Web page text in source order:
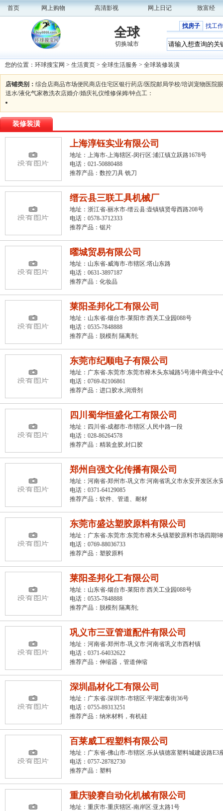
首页 网上购物 高清影视 网上日记 致富经
全球
切换城市
找房子 找工作
您的位置： 环球搜宝网 > 生活黄页 > 全球生活服务 > 全球装修装潢
店铺类别： 综合店商品市场便民商店住宅区银行药店/医院邮局学校/培训 宠物医院
送水/液化气家教洗衣店婚介/婚庆礼仪维修保姆/钟点工 ：
装修装潢
上海淳钰实业有限公司
地址：上海市-上海辖区-闵行区:浦江镇立跃路1678号
电话：021-50880488
推荐产品： 数控刀具 铣刀
缙云县三联工具机械厂
地址：浙江省-丽水市-缙云县:壶镇镇贤母西路208号
电话：0578-3712333
推荐产品： 锯片
曜城贸易有限公司
地址：山东省-威海市-市辖区:塔山东路
电话：0631-3897187
推荐产品： 化妆品
莱阳圣邦化工有限公司
地址：山东省-烟台市-莱阳市:西关工业园088号
电话：0535-7848888
推荐产品： 脱模剂 隔离剂;
东莞市纪顺电子有限公司
地址：广东省-东莞市:东莞市樟木头东城路5号港中商业中
电话：0769-82106861
推荐产品： 进口胶水,润滑剂
四川蜀华恒盛化工有限公司
地址：四川省-成都市-市辖区:人民中路一段
电话：028-86264578
推荐产品： 精装盒胶,封口胶
郑州自强文化传播有限公司
地址：河南省-郑州市-巩义市:河南省巩义市永安开发区永
电话：0371-64129085
推荐产品： 软件、管道、耐材
东莞市盛达塑胶原料有限公司
地址：广东省-东莞市:东莞市樟木头镇塑胶原料市场四期9
电话：0769-88036733
推荐产品： 塑胶原料
莱阳圣邦化工有限公司
地址：山东省-烟台市-莱阳市:西关工业园088号
电话：0535-7848888
推荐产品： 脱模剂 隔离剂;
巩义市三亚管道配件有限公司
地址：河南省-郑州市-巩义市:河南省巩义市西村镇
电话：0371-64032622
推荐产品： 伸缩器，管道伸缩
深圳晶材化工有限公司
地址：广东省-深圳市-市辖区:平湖宏泰街36号
电话：0755-89313251
推荐产品： 纳米材料，有机硅
百莱威工程塑料有限公司
地址：广东省-佛山市-市辖区:乐从镇德富塑料城建设路E3
电话：0757-28782730
推荐产品： 塑料
重庆骏赛自动化机械有限公司
地址：重庆市-重庆辖区-南岸区:亚太路1号